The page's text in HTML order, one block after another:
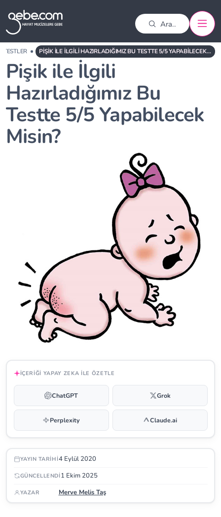
TESTLER PIŞIK ILE İLGILI HAZIRLADIĞIMIZ BU TESTTE 5/5 YAPABILECEK MISIN?
Pişik ile İlgili
Hazırladığımız Bu
Testte 5/5 Yapabilecek
Misin?
İÇERIĞI YAPAY ZEKA ILE ÖZETLE
ChatGPT Grok
Perplexity Claude.ai
YAYIN TARIHI4 Eylül 2020
GÜNCELLENDI1 Ekim 2025
YAZAR Merve Melis Taş